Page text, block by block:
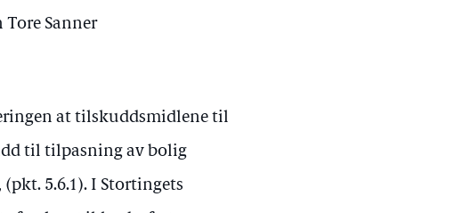
Sanner
at tilskuddsmidlene til
til tilpasning av bolig
5.6.1). I Stortingets